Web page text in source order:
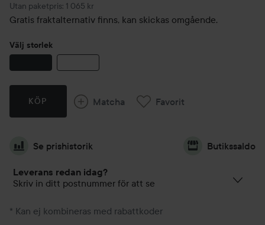
Utan paketpris: 1 065 kr
Gratis fraktalternativ finns, kan skickas omgående.
Välj storlek
KÖP Matcha Favorit
Se prishistorik Butikssaldo
Leverans redan idag?
Skriv in ditt postnummer för att se
* Kan ej kombineras med rabattkoder